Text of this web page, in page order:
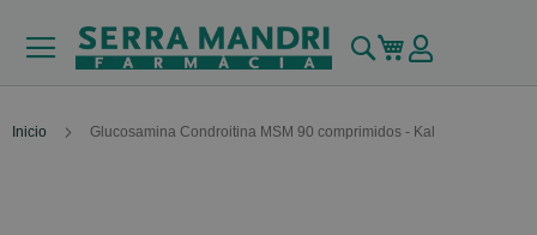
Buscar
Mi carrito
Inicio Glucosamina Condroitina MSM 90 comprimidos - Kal